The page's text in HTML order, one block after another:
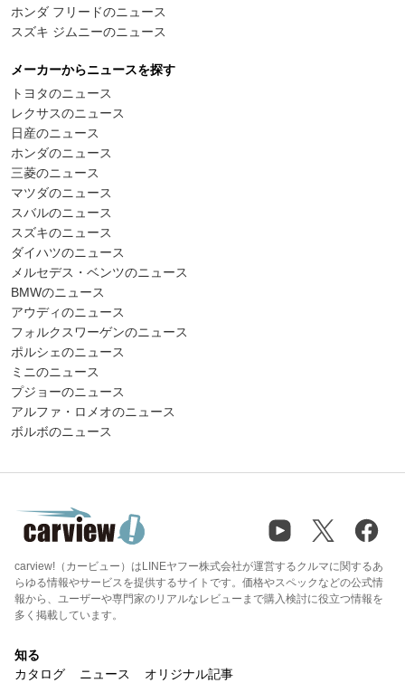
ホンダ フリードのニュース
スズキ ジムニーのニュース
メーカーからニュースを探す
トヨタのニュース
レクサスのニュース
日産のニュース
ホンダのニュース
三菱のニュース
マツダのニュース
スバルのニュース
スズキのニュース
ダイハツのニュース
メルセデス・ベンツのニュース
BMWのニュース
アウディのニュース
フォルクスワーゲンのニュース
ポルシェのニュース
ミニのニュース
プジョーのニュース
アルファ・ロメオのニュース
ボルボのニュース
carview!（カービュー）はLINEヤフー株式会社が運営するクルマに関するあ
らゆる情報やサービスを提供するサイトです。価格やスペックなどの公式情
報から、ユーザーや専門家のリアルなレビューまで購入検討に役立つ情報を
多く掲載しています。
知る
カタログ
ニュース オリジナル記事